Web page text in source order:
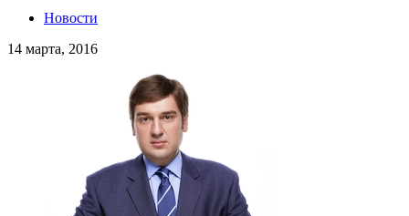
Новости
14 марта, 2016